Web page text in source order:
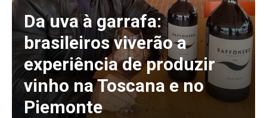
Da uva à garrafa:
brasileiros viverão a
experiência de produzir
vinho na Toscana e no
Piemonte